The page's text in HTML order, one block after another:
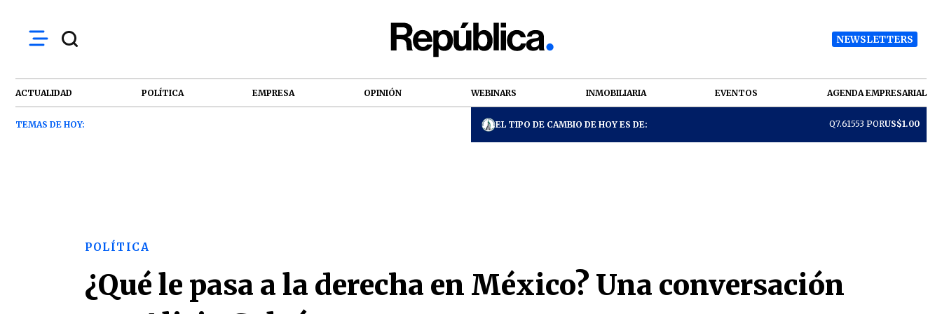
NEWSLETTERS
ACTUALIDAD POLÍTICA EMPRESA OPINIÓN WEBINARS INMOBILIARIA EVENTOS AGENDA EMPRESARIAL
TEMAS DE HOY: EL TIPO DE CAMBIO DE HOY ES DE: Q7.61553 PORUS$1.00
POLÍTICA
¿Qué le pasa a la derecha en México? Una conversación